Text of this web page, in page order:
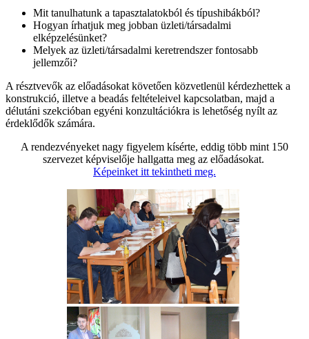
Mit tanulhatunk a tapasztalatokból és típushibákból?
Hogyan írhatjuk meg jobban üzleti/társadalmi
elképzelésünket?
Melyek az üzleti/társadalmi keretrendszer fontosabb
jellemzői?
A résztvevők az előadásokat követően közvetlenül kérdezhettek a
konstrukció, illetve a beadás feltételeivel kapcsolatban, majd a
délutáni szekcióban egyéni konzultációkra is lehetőség nyílt az
érdeklődők számára.
A rendezvényeket nagy figyelem kísérte, eddig több mint 150
szervezet képviselője hallgatta meg az előadásokat.
Képeinket itt tekintheti meg.